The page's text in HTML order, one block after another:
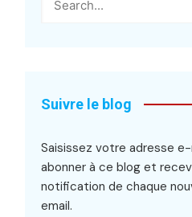
Suivre le blog
Saisissez votre adresse
abonner à ce blog et
notification de chaque
email.